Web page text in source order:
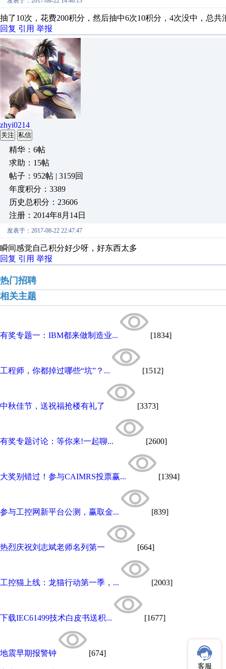
抽了10次，花费200积分，然后抽中6次10积分，4次没中，总共
回复 引用 举报
zhyi0214
关注 私信
精华：6帖
求助：15帖
帖子：952帖 | 3159回
年度积分：3389
历史总积分：23606
注册：2014年8月14日
发表于：2017-08-22 22:47:47
瞬间感觉自己积分好少呀，好东西太多
回复 引用 举报
热门招聘
相关主题
有奖专题一：IBM都来做制造业... [1834]
工程师，你都掉过哪些“坑”？... [1512]
中秋佳节，送祝福抢楼有礼了 [3373]
有奖专题讨论：等你来!一起聊... [2600]
大奖别错过！参与CAIMRS投票赢... [1394]
参与工控网新平台公测，赢取金... [839]
热烈庆祝刘志斌老师名列第一 [664]
工控猫上线：龙猫行动第一季，... [2003]
下载IEC61499技术白皮书送积... [1677]
地震早期报警钟 [674]
客服